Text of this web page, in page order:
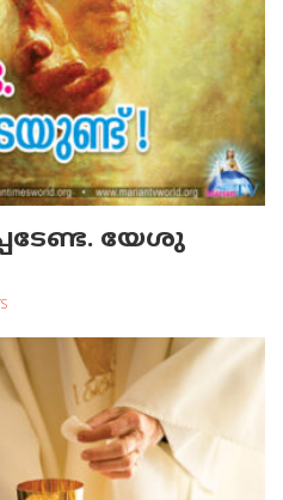
യേശു